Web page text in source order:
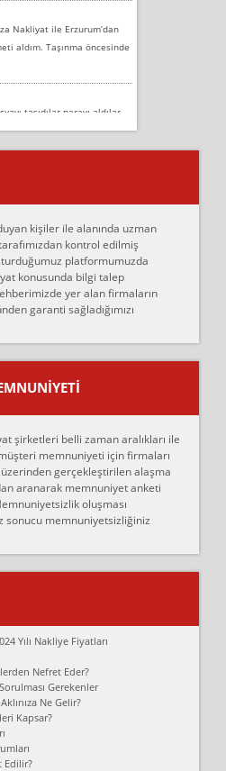
Nakliyat ile Erzurum’dan
aldım. Taşınma öncesinde
taşıdılar parayı aldılar.
alüminyum renkli bantı
eşyalarımı taşımak için
düzgün şekilde
ve ticari ahlak problemleri
taşıma gününde
2600 TL'ye ankaradan
bu şahıs evin taşınacağı gün
anlaştım sözleşme yaptım.
tasittim.. bu kişiler ağrılı
asansör kurulmaz dediler
yani İstanbul'un bir
yani Ümraniye bölgesinde
kişiler ile alanında uzman
kontrol edilmiş
platformumuzda
konusunda bilgi talep
yer alan firmaların
garanti sağladığımızı
şirketleri belli zaman aralıkları ile
memnuniyeti için firmaları
gerçekleştirilen alaşma
aranarak memnuniyet anketi
oluşması
memnuniyetsizliğiniz
Yılı Nakliye Fiyatları
Nefret Eder?
Gerekenler
Ne Gelir?
Kapsar?
Edilir?